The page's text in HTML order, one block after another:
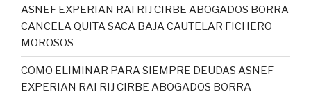
ASNEF EXPERIAN RAI RIJ CIRBE ABOGADOS BORRA
CANCELA QUITA SACA BAJA CAUTELAR FICHERO
MOROSOS
COMO ELIMINAR PARA SIEMPRE DEUDAS ASNEF
EXPERIAN RAI RIJ CIRBE ABOGADOS BORRA